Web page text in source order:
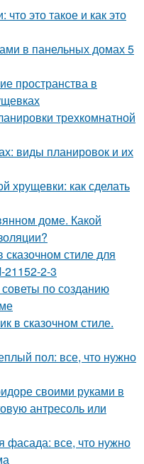
это такое и как это
в панельных домах 5
пространства в
трехкомнатной
виды планировок и их
хрущевки: как сделать
доме. Какой
стиле для
21152-2-3
по созданию
в сказочном стиле.
пол: все, что нужно
своими руками в
антресоль или
фасада: все, что нужно